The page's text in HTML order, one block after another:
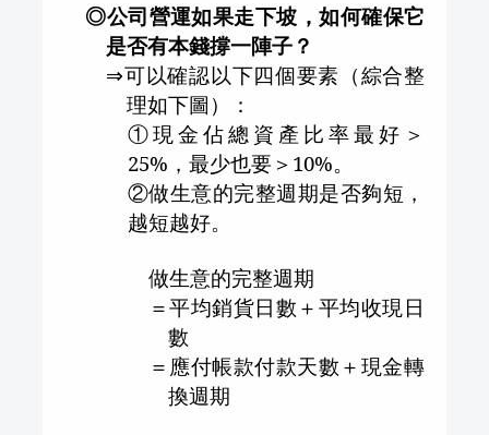
◎公司營運如果走下坡，如何確保它
是否有本錢撐一陣子？
⇒可以確認以下四個要素（綜合整
理如下圖）：
①現金佔總資產比率最好＞
25% ，最少也要＞ 10%。
②做生意的完整週期是否夠短，
越短越好。
做生意的完整週期
＝平均銷貨日數＋平均收現日
數
＝應付帳款付款天數＋現金轉
換週期